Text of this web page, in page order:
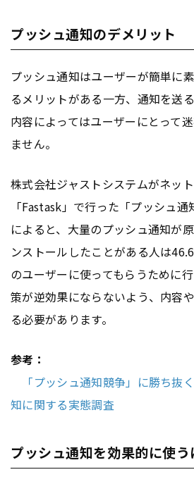
プッシュ通知のデメリット
プッシュ通知はユーザーが簡単に
るメリットがある一方、通知を送
内容によってはユーザーにとって
ません。
株式会社ジャストシステムがネッ
「Fastask」で行った「プッシュ通
によると、大量のプッシュ通知が
ンストールしたことがある人は
のユーザーに使ってもらうために
策が逆効果にならないよう、内容
る必要があります。
参考：
「プッシュ通知競争」に勝ち抜
知に関する実態調査
プッシュ通知を効果的に使う